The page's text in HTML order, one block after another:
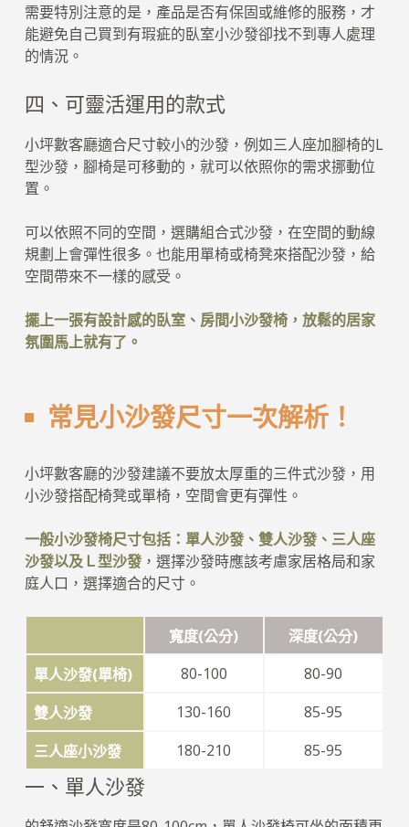
需要特別注意的是，產品是否有保固或維修的服務，才
能避免自己買到有瑕疵的臥室小沙發卻找不到專人處理
的情況。
四、可靈活運用的款式
小坪數客廳適合尺寸較小的沙發，例如三人座加腳椅的L
型沙發，腳椅是可移動的，就可以依照你的需求挪動位
置。
可以依照不同的空間，選購組合式沙發，在空間的動線
規劃上會彈性很多。也能用單椅或椅凳來搭配沙發，給
空間帶來不一樣的感受。
擺上一張有設計感的臥室、房間小沙發椅，放鬆的居家
氛圍馬上就有了。
常見小沙發尺寸一次解析！
小坪數客廳的沙發建議不要放太厚重的三件式沙發，用
小沙發搭配椅凳或單椅，空間會更有彈性。
一般小沙發椅尺寸包括：單人沙發、雙人沙發、三人座
沙發以及Ｌ型沙發，選擇沙發時應該考慮家居格局和家
庭人口，選擇適合的尺寸。
寬度(公分)
深度(公分)
單人沙發(單椅)
80-100
80-90
雙人沙發
130-160
85-95
三人座小沙發
180-210 85-95
一、單人沙發